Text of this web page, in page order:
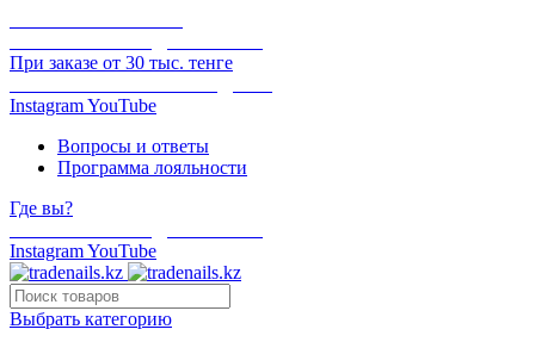
При заказе от 30 тыс. тенге
InstagramYouTube
Вопросы и ответы
Программа лояльности
Где вы?
InstagramYouTube
Выбрать категорию